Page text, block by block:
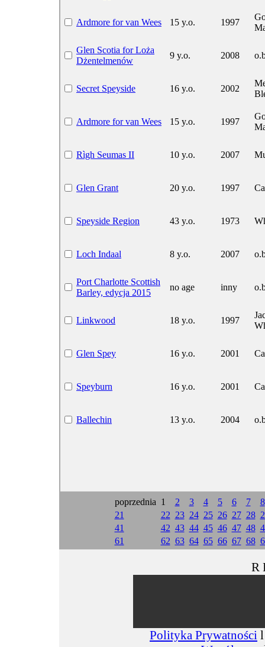
Ardmore for van Wees 15 y.o. 1997
Glen Scotia for Loża
Dżentelmenów
9 y.o. 2008
Secret Speyside 16 y.o. 2002
Ardmore for van Wees 15 y.o. 1997
Rìgh Seumas II 10 y.o. 2007
Glen Grant 20 y.o. 1997
Speyside Region 43 y.o. 1973
Loch Indaal 8 y.o. 2007
Port Charlotte Scottish
Barley, edycja 2015
no age inny
Linkwood 18 y.o. 1997
Glen Spey 16 y.o. 2001
Speyburn 16 y.o. 2001
Ballechin 13 y.o. 2004
poprzednia 1 2 3 4 5 6 7
8
21
22 23 24 25 26 27 28
41
42 43 44 45 46 47 48
61
62 63 64 65 66 67 68
R
Polityka Prywatności